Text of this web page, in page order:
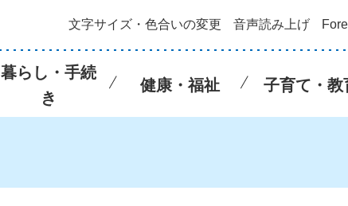
文字サイズ・色合いの変更 音声読み上げ
暮らし・手続
き
健康・福祉 子育て・教